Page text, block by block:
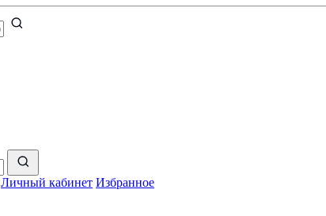
Личный кабинет Избранное